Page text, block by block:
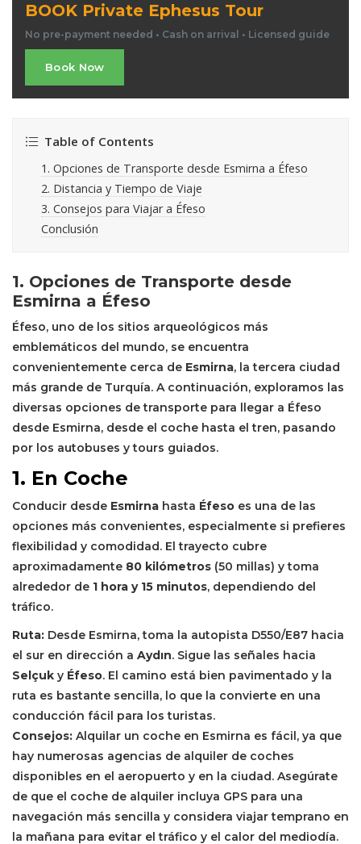
BOOK Private Ephesus Tour
No pre-payment needed • Cash on arrival • Licensed guide
Book Now
Table of Contents
1. Opciones de Transporte desde Esmirna a Éfeso
2. Distancia y Tiempo de Viaje
3. Consejos para Viajar a Éfeso
Conclusión
1. Opciones de Transporte desde
Esmirna a Éfeso
Éfeso, uno de los sitios arqueológicos más
emblemáticos del mundo, se encuentra
convenientemente cerca de Esmirna, la tercera ciudad
más grande de Turquía. A continuación, exploramos las
diversas opciones de transporte para llegar a Éfeso
desde Esmirna, desde el coche hasta el tren, pasando
por los autobuses y tours guiados.
1. En Coche
Conducir desde Esmirna hasta Éfeso es una de las
opciones más convenientes, especialmente si prefieres
flexibilidad y comodidad. El trayecto cubre
aproximadamente 80 kilómetros (50 millas) y toma
alrededor de 1 hora y 15 minutos, dependiendo del
tráfico.
Ruta: Desde Esmirna, toma la autopista D550/E87 hacia
el sur en dirección a Aydın. Sigue las señales hacia
Selçuk y Éfeso. El camino está bien pavimentado y la
ruta es bastante sencilla, lo que la convierte en una
conducción fácil para los turistas.
Consejos: Alquilar un coche en Esmirna es fácil, ya que
hay numerosas agencias de alquiler de coches
disponibles en el aeropuerto y en la ciudad. Asegúrate
de que el coche de alquiler incluya GPS para una
navegación más sencilla y considera viajar temprano en
la mañana para evitar el tráfico y el calor del mediodía.